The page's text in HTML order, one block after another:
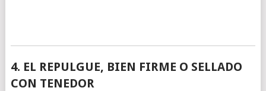
4. EL REPULGUE, BIEN FIRME O SELLADO
CON TENEDOR